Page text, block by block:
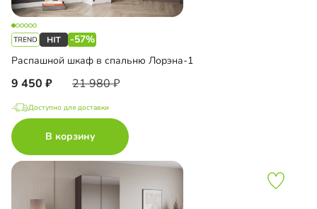
-57%
Распашной шкаф в спальню Лорэна-1
9 450 21 980
Доступно для доставки
В корзину